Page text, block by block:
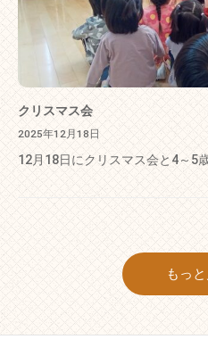
クリスマス会
2025年12月18日
12月18日にクリスマス会と4～5
もっ